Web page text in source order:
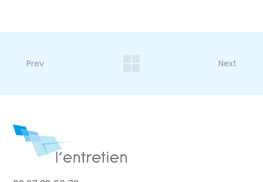
Prev Next